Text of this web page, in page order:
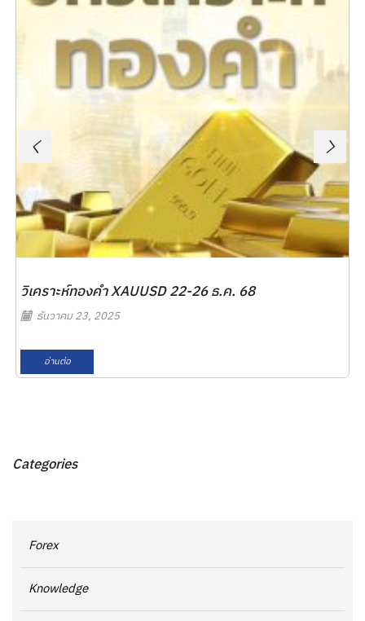
วิเคราะห์ทองคำ XAUUSD 22-26 ธ.ค. 68
ธันวาคม 23, 2025
อ่านต่อ
Categories
Forex
Knowledge